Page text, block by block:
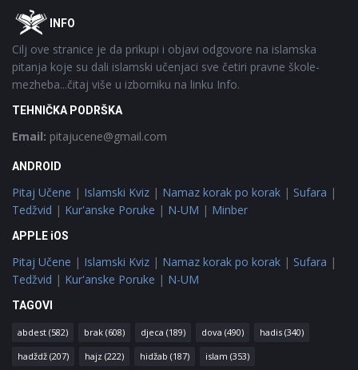
FooterOINFO
Cilj ove stranice je da prikupi i objavi odgovore na islamska
pitanja koje su dali islamski učenjaci sve četiri pravne škole-
mezheba...čitaj više u izborniku na linku Info.
TEHNIČKA PODRŠKA
Email: pitajucene@gmail.com
ANDROID
Pitaj Učene | Islamski Kviz | Namaz korak po korak | Sufara |
Tedžvid | Kur'anske Poruke | N-UM | Minber
APPLE iOS
Pitaj Učene | Islamski Kviz | Namaz korak po korak | Sufara |
Tedžvid | Kur'anske Poruke | N-UM
TAGOVI
abdest (582) brak (608) djeca (189) dova (490) hadis (340)
hadždž (207) hajz (222) hidžab (187) islam (353)